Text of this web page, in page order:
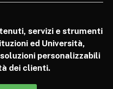
servizi e strumenti
ed Università,
personalizzabili
dei clienti.